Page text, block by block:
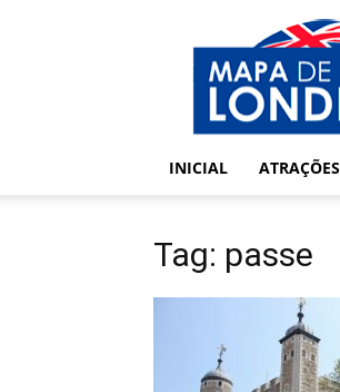
INICIAL
ATRAÇÕES
Tag: passe